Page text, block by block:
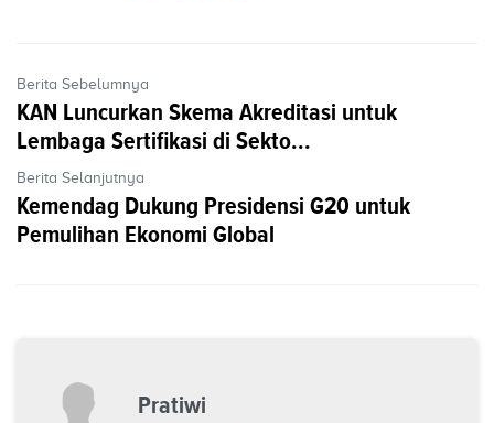
Berita Sebelumnya
KAN Luncurkan Skema Akreditasi untuk
Lembaga Sertifikasi di Sekto...
Berita Selanjutnya
Kemendag Dukung Presidensi G20 untuk
Pemulihan Ekonomi Global
Pratiwi